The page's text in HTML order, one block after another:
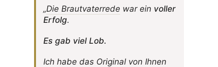
„Die Braut­va­ter­rede war ein voller
Erfolg.
Es gab viel Lob.
Ich habe das Original von Ihnen